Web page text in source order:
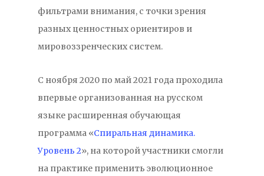
фильтрами внимания, с точки зрения
разных ценностных ориентиров и
мировоззренческих систем.
С ноября 2020 по май 2021 года проходила
впервые организованная на русском
языке расширенная обучающая
программа «Спиральная динамика.
Уровень 2», на которой участники смогли
на практике применить эволюционное